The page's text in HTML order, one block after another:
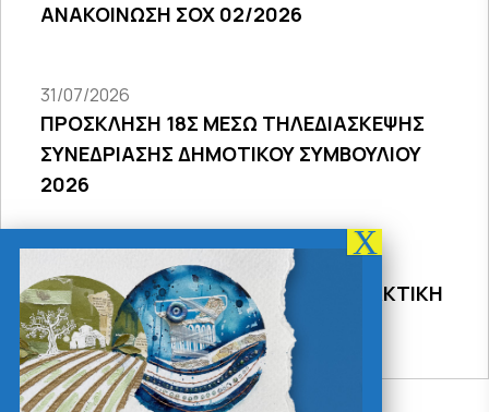
ΑΝΑΚΟΙΝΩΣΗ ΣΟΧ 02/2026
31/07/2026
ΠΡΟΣΚΛΗΣΗ 18Σ ΜΕΣΩ ΤΗΛΕΔΙΑΣΚΕΨΗΣ
ΣΥΝΕΔΡΙΑΣΗΣ ΔΗΜΟΤΙΚΟΥ ΣΥΜΒΟΥΛΙΟΥ
2026
ΠΡΟΣΚΛΗΣΗ 27ης ΣΥΝΕΔΡΙΑΣΗΣ ΤΑΚΤΙΚΗ
ΔΙΑ ΖΩΣΗΣ